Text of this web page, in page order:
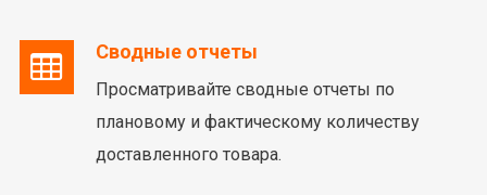
Сводные отчеты
Просматривайте сводные отчеты по
плановому и фактическому количеству
доставленного товара.